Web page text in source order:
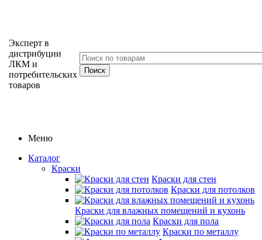
Эксперт в
дистрибуции
ЛКМ и
потребительских
товаров
Меню
Каталог
Краски
Краски для стен
Краски для потолков
Краски для влажных помещений и кухонь
Краски для пола
Краски по металлу